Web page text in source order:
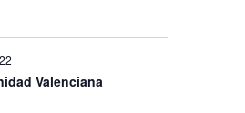
Valenciana